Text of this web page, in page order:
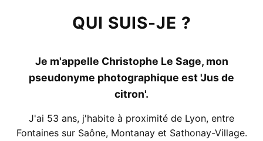
QUI SUIS-JE ?
Je m'appelle Christophe Le Sage, mon
pseudonyme photographique est 'Jus de
citron'.
J'ai 53 ans, j'habite à proximité de Lyon, entre
Fontaines sur Saône, Montanay et Sathonay-Village.